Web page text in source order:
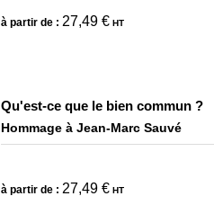
à partir de : 27,49 € HT
Qu'est-ce que le bien commun ?
Hommage à Jean-Marc Sauvé
à partir de : 27,49 € HT